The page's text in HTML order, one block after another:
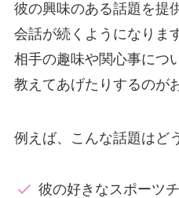
彼の興味のある話題を提
会話が続くようになりま
相手の趣味や関心事につ
教えてあげたりするのが
例えば、こんな話題はど
彼の好きなスポーツ